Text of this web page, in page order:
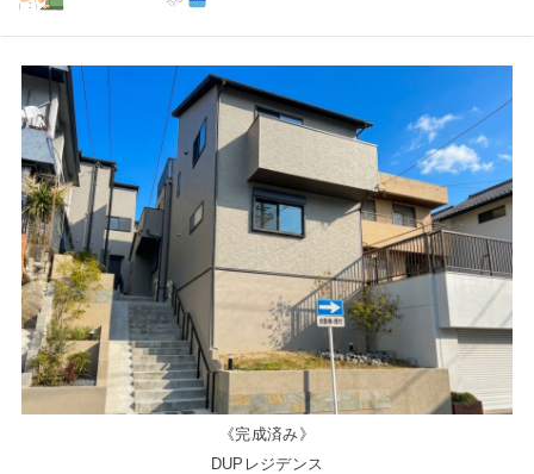
《完成済み》
DUPレジデンス